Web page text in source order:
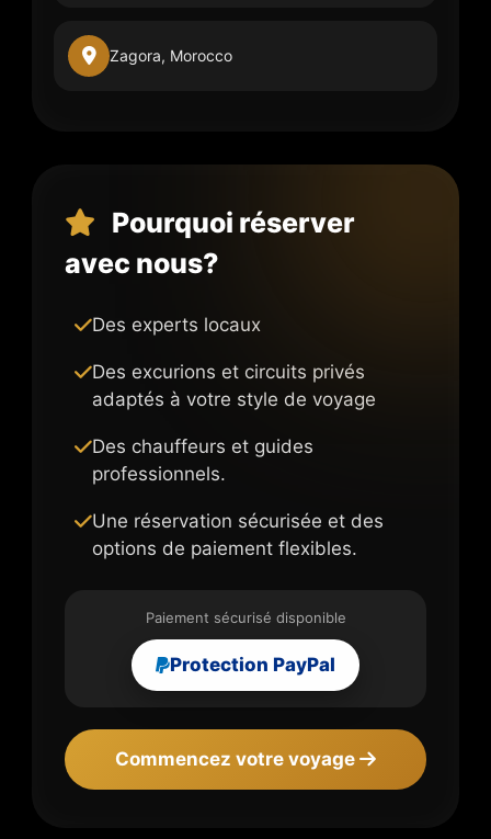
Zagora, Morocco
Pourquoi réserver
avec nous?
Des experts locaux
Des excurions et circuits privés
adaptés à votre style de voyage
Des chauffeurs et guides
professionnels.
Une réservation sécurisée et des
options de paiement flexibles.
Paiement sécurisé disponible
Protection PayPal
Commencez votre voyage